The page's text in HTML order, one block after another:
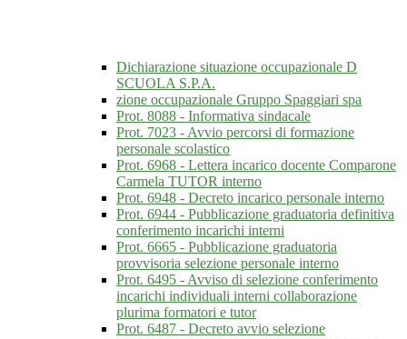
Dichiarazione situazione occupazionale D
SCUOLA S.P.A.
zione occupazionale Gruppo Spaggiari spa
Prot. 8088 - Informativa sindacale
Prot. 7023 - Avvio percorsi di formazione
personale scolastico
Prot. 6968 - Lettera incarico docente Comparone
Carmela TUTOR interno
Prot. 6948 - Decreto incarico personale interno
Prot. 6944 - Pubblicazione graduatoria definitiva
conferimento incarichi interni
Prot. 6665 - Pubblicazione graduatoria
provvisoria selezione personale interno
Prot. 6495 - Avviso di selezione conferimento
incarichi individuali interni collaborazione
plurima formatori e tutor
Prot. 6487 - Decreto avvio selezione